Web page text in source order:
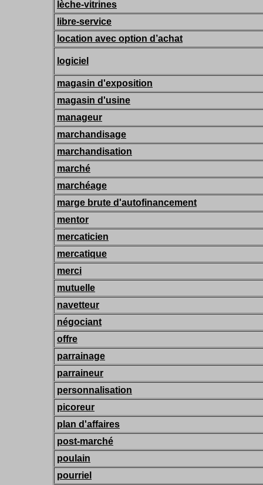
lèche-vitrines
libre-service
location avec option d’achat
logiciel
magasin d'exposition
magasin d'usine
manageur
marchandisage
marchandisation
marché
marchéage
marge brute d'autofinancement
mentor
mercaticien
mercatique
merci
mutuelle
navetteur
négociant
offre
parrainage
parraineur
personnalisation
picoreur
plan d'affaires
post-marché
poulain
pourriel